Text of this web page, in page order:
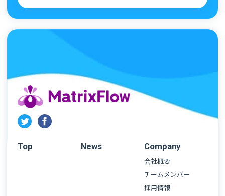
Top News
Company
会社概要
チームメンバー
採用情報